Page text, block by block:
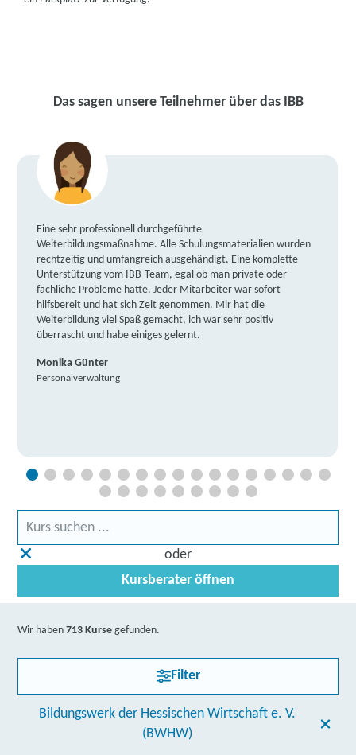
Das sagen unsere Teilnehmer über das IBB
Eine sehr professionell durchgeführte
Weiterbildungsmaßnahme. Alle Schulungsmaterialien wurden
rechtzeitig und umfangreich ausgehändigt. Eine komplette
Unterstützung vom IBB-Team, egal ob man private oder
fachliche Probleme hatte. Jeder Mitarbeiter war sofort
hilfsbereit und hat sich Zeit genommen. Mir hat die
Weiterbildung viel Spaß gemacht, ich war sehr positiv
überrascht und habe einiges gelernt.
Monika Günter
Personalverwaltung
oder
Kursberater öffnen
Wir haben713 Kurse gefunden.
Filter
Bildungswerk der Hessischen Wirtschaft e. V.
(BWHW)